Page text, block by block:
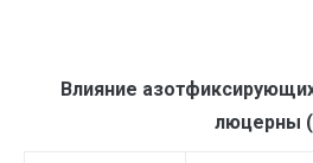
Влияние
люцерны